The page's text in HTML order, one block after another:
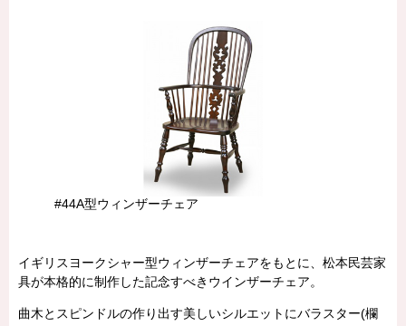
#44A型ウィンザーチェア
イギリスヨークシャー型ウィンザーチェアをもとに、松本民芸家
具が本格的に制作した記念すべきウインザーチェア。
曲木とスピンドルの作り出す美しいシルエットにバラスター(欄